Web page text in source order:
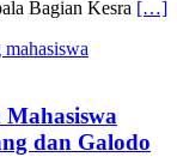
Bagian Kesra […]
dan Galodo